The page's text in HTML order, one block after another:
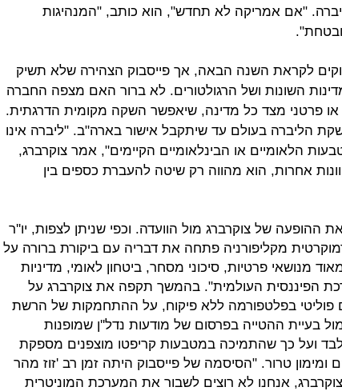
"אם אמריקה לא תחדש", הוא כותב, "המנהיגות
לקראת השנה הבאה, אך פייסבוק הצהירה שלא תשיק
השונות ושל הרגולטורים. לא ברור האם מצפה החברה
או פרטני מצד כל מדינה, שיאפשר השקה מקומית הדרגתית.
הליברה בעולם עד שיתקבל אישור בארה"ב. "ליברה אינו
הלאומיים או הבינלאומיים הקיימים", אמר צוקרברג,
אחרות, הוא מהווה רק שיטה להעברת כספים בין
ההופעה של צוקרברג מול הוועדה. וכפי שניתן לצפות, יו''ר
מקליפורניה פתחה את דבריה עם ביקורת ברורה על
מנושאי פרטיות, סיכוני מסחר, ביטחון לאומי, מדיניות
הפיננסית העולמית". בהמשך תקפה את צוקרברג על
בפלטפורמה ללא פיקוח, על ההתחמקות של הרשת
בעיית ההטייה בפרסום של מודעות נדל''ן שמופנות
ועל כך שהתמיכה במטבעות קריפטו מוצפנים מספקת
טרור. "הסיסמה של פייסבוק היתה זמן רב 'זוז מהר
אנחנו לא רוצים לשבור את המערכת המוניטרית